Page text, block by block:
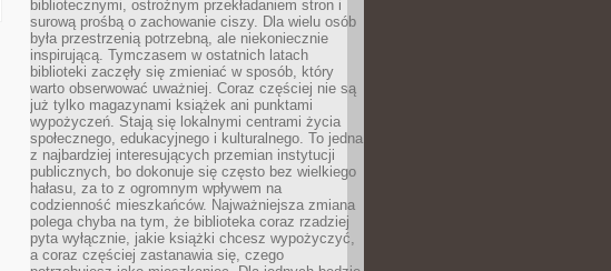
bibliotecznymi, ostrożnym przekładaniem stron i
surową prośbą o zachowanie ciszy. Dla wielu osób
była przestrzenią potrzebną, ale niekoniecznie
inspirującą. Tymczasem w ostatnich latach
biblioteki zaczęły się zmieniać w sposób, który
warto obserwować uważniej. Coraz częściej nie są
już tylko magazynami książek ani punktami
wypożyczeń. Stają się lokalnymi centrami życia
społecznego, edukacyjnego i kulturalnego. To jedna
z najbardziej interesujących przemian instytucji
publicznych, bo dokonuje się często bez wielkiego
hałasu, za to z ogromnym wpływem na
codzienność mieszkańców. Najważniejsza zmiana
polega chyba na tym, że biblioteka coraz rzadziej
pyta wyłącznie, jakie książki chcesz wypożyczyć,
a coraz częściej zastanawia się, czego